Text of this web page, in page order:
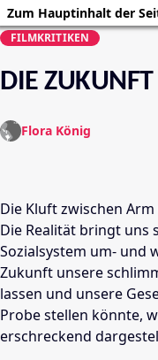
Zum Hauptinhalt der
FILMKRITIKEN
DIE ZUKUNFT
Flora König
Die Kluft zwischen
Die Realität bringt uns
Sozialsystem um- und
Zukunft unsere
lassen und unsere
Probe stellen könnte,
erschreckend